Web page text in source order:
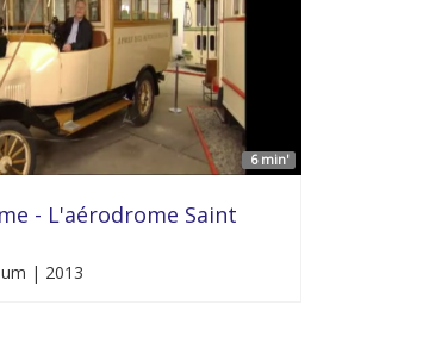
6 min'
- L'aérodrome Saint
| 2013